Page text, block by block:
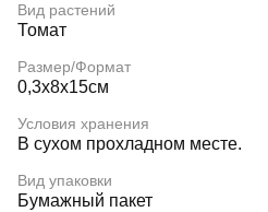
Вид растений
Томат
Размер/Формат
0,3х8х15см
Условия хранения
В сухом прохладном месте.
Вид упаковки
Бумажный пакет